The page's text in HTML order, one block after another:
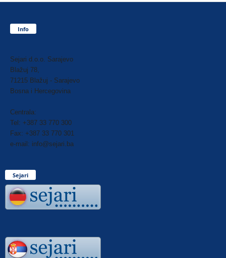
Info
Sejari d.o.o. Sarajevo
Blažuj 78,
71215 Blažuj - Sarajevo
Bosna i Hercegovina
Centrala:
Tel: +387 33 770 300
Fax: +387 33 770 301
e-mail: info@sejari.ba
Sejari